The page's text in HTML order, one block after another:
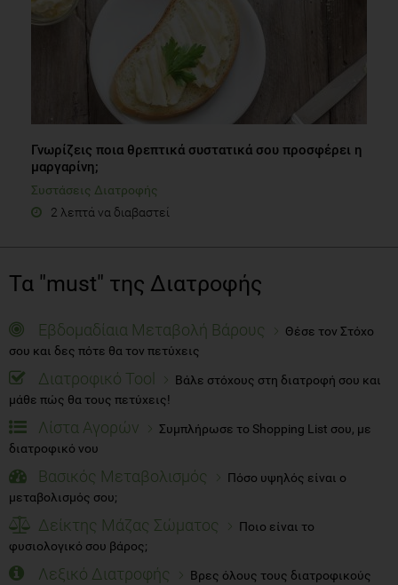
Γνωρίζεις ποια θρεπτικά συστατικά σου προσφέρει η
μαργαρίνη;
Συστάσεις Διατροφής
2 λεπτά να διαβαστεί
Τα "must" της Διατροφής
Εβδομαδίαια Μεταβολή Βάρους
Θέσε τον Στόχο
σου και δες πότε θα τον πετύχεις
Διατροφικό Tool
Βάλε στόχους στη διατροφή σου και
μάθε πώς θα τους πετύχεις!
Λίστα Αγορών
Συμπλήρωσε το Shopping List σου, με
διατροφικό νου
Βασικός Μεταβολισμός
Πόσο υψηλός είναι ο
μεταβολισμός σου;
Δείκτης Μάζας Σώματος
Ποιο είναι το
φυσιολογικό σου βάρος;
Λεξικό Διατροφής
Βρες όλους τους διατροφικούς